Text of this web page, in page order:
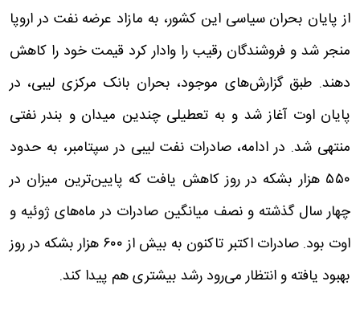
از پایان بحران سیاسی این کشور، به مازاد عرضه نفت در اروپا
منجر شد و فروشندگان رقیب را وادار کرد قیمت خود را کاهش
دهند. طبق گزارش‌های موجود،‌ بحران بانک مرکزی لیبی، در
پایان اوت آغاز شد و به تعطیلی چندین میدان و بندر نفتی
منتهی شد. در ادامه، صادرات نفت لیبی در سپتامبر، به حدود
۵۵۰ هزار بشکه در روز کاهش یافت که پایین‌ترین میزان در
چهار سال گذشته و نصف میانگین صادرات در ماه‌های ژوئیه و
اوت بود. صادرات اکتبر تاکنون به بیش از ۶۰۰ هزار بشکه در روز
بهبود یافته و انتظار می‌رود رشد بیشتری هم پیدا کند.